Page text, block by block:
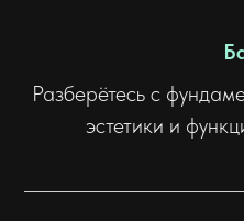
Разберётесь с
эстетики и